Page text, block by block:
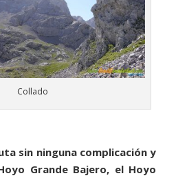
Collado
sin ninguna complicación y
Grande Bajero, el Hoyo